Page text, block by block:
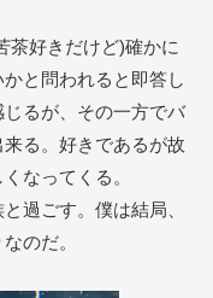
茶好きだけど)確かに
と問われると即答し
るが、その一方でバ
る。好きであるが故
なってくる。
過ごす。僕は結局、
のだ。